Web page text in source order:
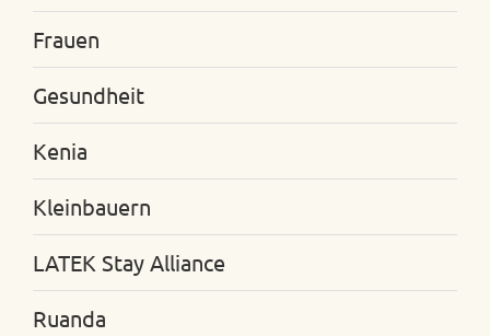
Frauen
Gesundheit
Kenia
Kleinbauern
LATEK Stay Alliance
Ruanda